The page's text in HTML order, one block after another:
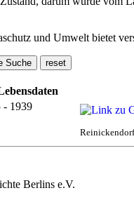
und Umwelt bietet
- 1939
Berlins e.V.